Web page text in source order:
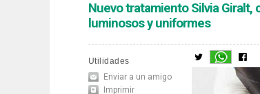
Nuevo tratamiento Silvia
luminosos y uniformes
Utilidades
Enviar a un amigo
Imprimir